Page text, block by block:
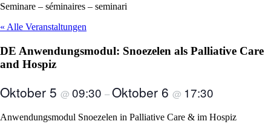
Seminare – séminaires – seminari
« Alle Veranstaltungen
DE Anwendungsmodul: Snoezelen als Palliative Care
and Hospiz
Oktober 5 @ 09:30 –Oktober 6 @ 17:30
Anwendungsmodul Snoezelen in Palliative Care & im Hospiz